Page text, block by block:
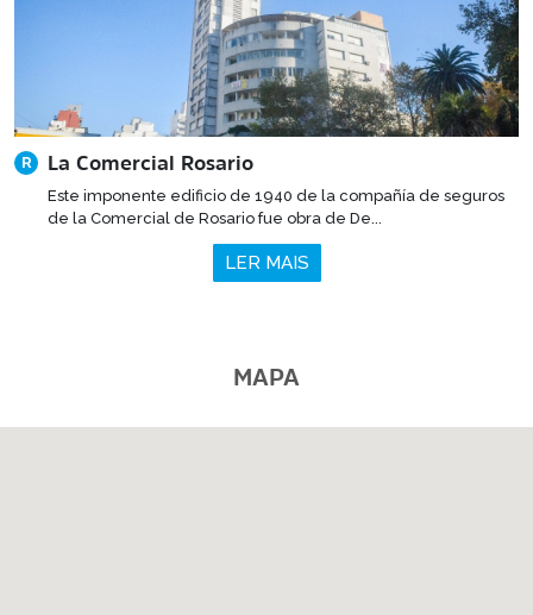
R La Comercial Rosario
Este imponente edificio de 1940 de la compañía de seguros
de la Comercial de Rosario fue obra de De...
LER MAIS
MAPA